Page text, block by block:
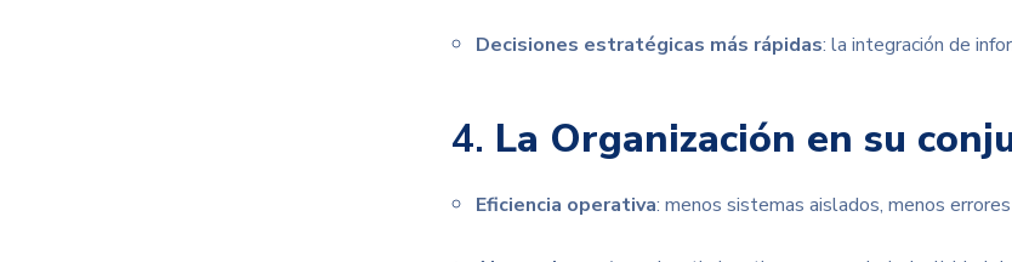
Decisiones estratégicas más rápidas: la integración de
4. La Organización en su
Eficiencia operativa: menos sistemas aislados, menos